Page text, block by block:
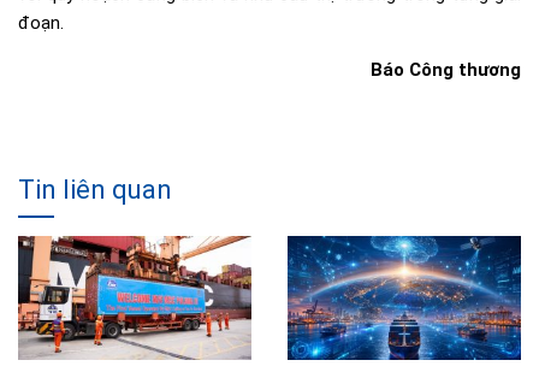
đoạn.
Báo Công thương
Tin liên quan